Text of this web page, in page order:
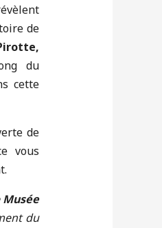
de
du
cette
de
vous
Musée
du